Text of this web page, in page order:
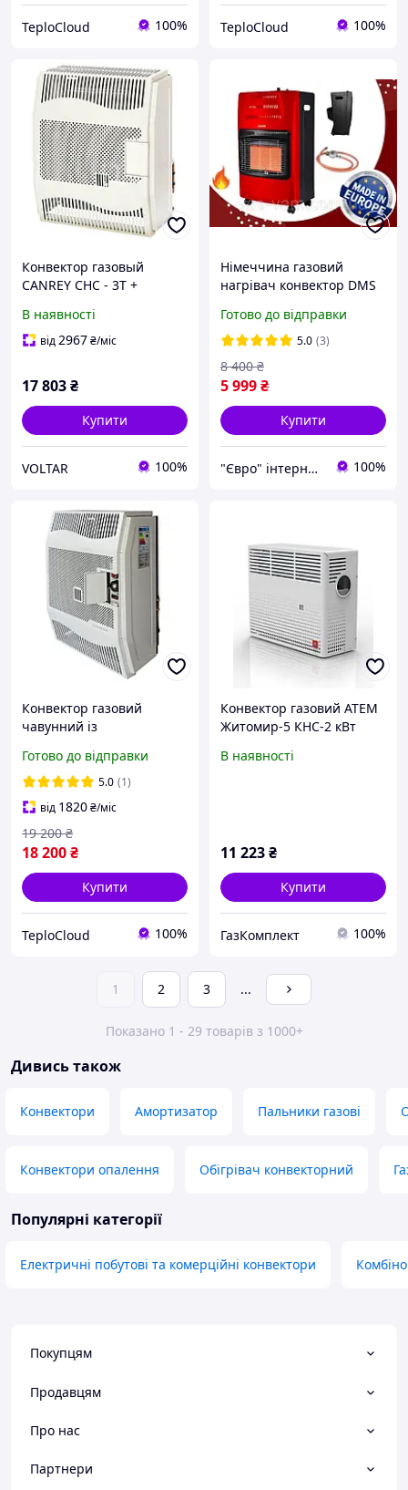
TeploCloud 100% TeploCloud 100%
Конвектор газовый
CANREY CHC - 3T +
В наявності
від2967₴/міс
17 803₴
Купити
VOLTAR 100%
Німеччина газовий
нагрівач конвектор DMS
шлангом
Готово до відправки
5.0 (3)
5 999₴
8 400 ₴
Купити
"Євро" інтернет-магазин 100%
Конвектор газовий
чавунний із
HDU-5 DKV обігрівач 5 кВт
до 50 м2 з італійською
автоматикою EuroSit +
димохід
Готово до відправки
5.0 (1)
від 1820₴/міс
18 200₴
19 200 ₴
Купити
TeploCloud 100%
Конвектор газовий АТЕМ
Житомир-5 КНС-2 кВт
В наявності
11 223₴
Купити
ГазКомплект 100%
1 2 3 ...
Показано 1 - 29 товарів з 1000+
Дивись також
Конвектори Амортизатор Пальники газові
Конвектори опалення Обігрівач конвекторний
Популярні категорії
Електричні побутові та комерційні конвектори
Покупцям
Продавцям
Про нас
Партнери